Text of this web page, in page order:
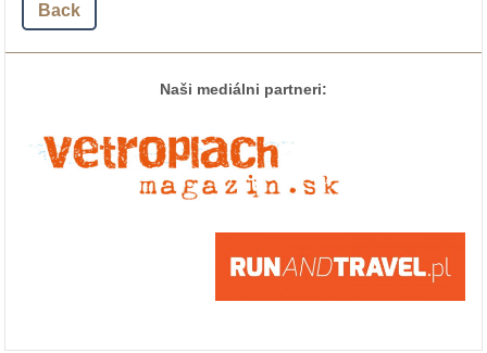
Back
Naši mediálni partneri: